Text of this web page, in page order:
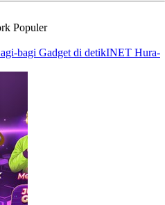
Populer
bagi Gadget di detikINET Hura-